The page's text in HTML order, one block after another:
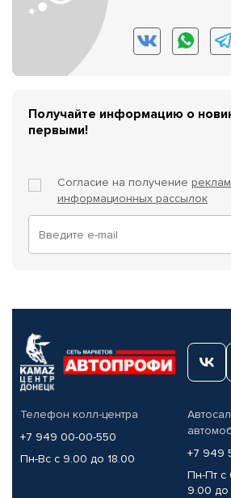
Получайте информацию о
первыми!
Согласие на получение
информационных рассылок
Телефон колл-центра
+7 949 00-00-550
Пн-Вс с 9.00 до 18.00
+7 949
Пн-Пт с
9.00 до